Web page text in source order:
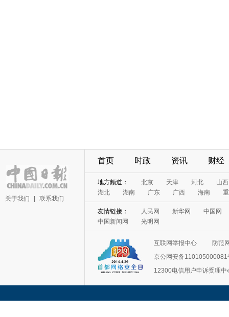
关于我们 联系我们
首页 时政 资讯 财经
地方频道： 北京 天津 河北
山西
湖北
湖南 广东 广西 海南
友情链接： 人民网 新华网
中国网
中国新闻网
光明网
互联网举报中心
防范
京公网安备110105000081
12300电信用户申诉受理中